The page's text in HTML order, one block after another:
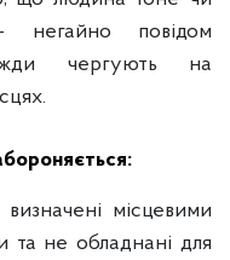
повідом
чергують на
місцевими
та не обладнані для